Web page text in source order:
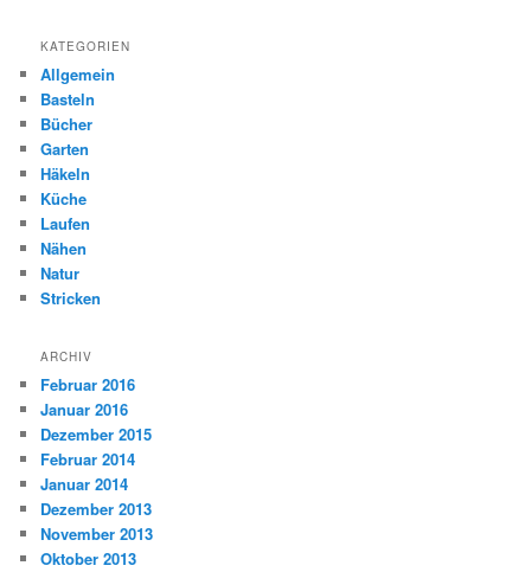
KATEGORIEN
Allgemein
Basteln
Bücher
Garten
Häkeln
Küche
Laufen
Nähen
Natur
Stricken
ARCHIV
Februar 2016
Januar 2016
Dezember 2015
Februar 2014
Januar 2014
Dezember 2013
November 2013
Oktober 2013